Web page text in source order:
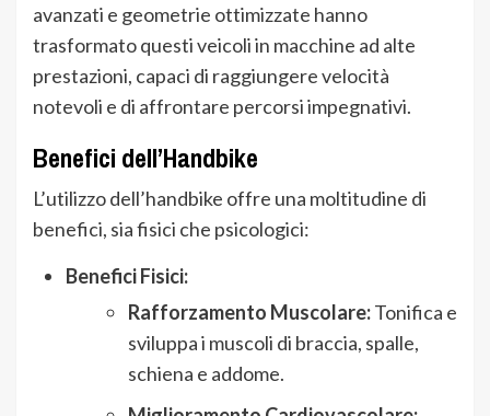
avanzati e geometrie ottimizzate hanno
trasformato questi veicoli in macchine ad alte
prestazioni, capaci di raggiungere velocità
notevoli e di affrontare percorsi impegnativi.
Benefici dell’Handbike
L’utilizzo dell’handbike offre una moltitudine di
benefici, sia fisici che psicologici:
Benefici Fisici:
Rafforzamento Muscolare:Tonifica e
sviluppa i muscoli di braccia, spalle,
schiena e addome.